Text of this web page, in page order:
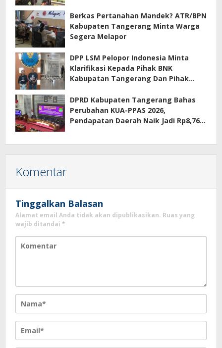
Berkas Pertanahan Mandek? ATR/BPN
Kabupaten Tangerang Minta Warga
Segera Melapor
DPP LSM Pelopor Indonesia Minta
Klarifikasi Kepada Pihak BNK
Kabupatan Tangerang Dan Pihak
Terkait Sewa Kamar Per Jam
DPRD Kabupaten Tangerang Bahas
Perubahan KUA-PPAS 2026,
Pendapatan Daerah Naik Jadi Rp8,76
Komentar
Tinggalkan Balasan
Alamat email Anda tidak akan dipublikasikan. Ruas yang
wajib ditandai *